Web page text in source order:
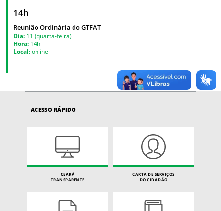
14h
Reunião Ordinária do GTFAT
Dia: 11 (quarta-feira)
Hora: 14h
Local:online
ACESSO RÁPIDO
CEARÁ
TRANSPARENTE
CARTA DE SERVIÇOS
DO CIDADÃO